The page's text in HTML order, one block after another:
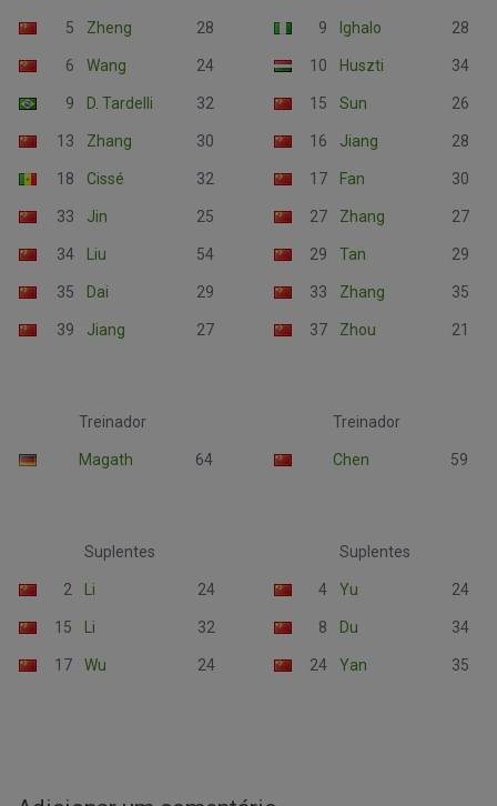
5 Zheng 28
6 Wang 24
9 D. Tardelli 32
13 Zhang 30
18 Cissé 32
33 Jin 25
34 Liu 54
35 Dai 29
39 Jiang 27
9 Ighalo 28
10 Huszti 34
15 Sun 26
16 Jiang 28
17 Fan 30
27 Zhang 27
29 Tan 29
33 Zhang 35
37 Zhou 21
Treinador
Magath 64
Treinador
Chen 59
Suplentes
2 Li 24
15 Li 32
17 Wu 24
Suplentes
4 Yu 24
8 Du 34
24 Yan 35